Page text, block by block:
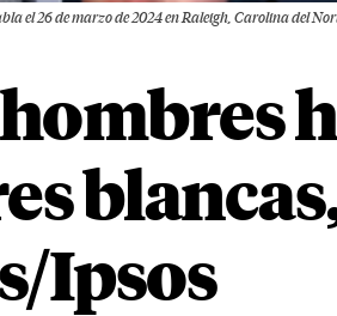
26 de marzo de 2024 en Raleigh, Carolina del
Ipsos